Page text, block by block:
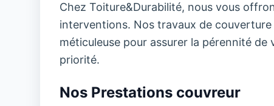
Chez Toiture&Durabilité, nous vous
interventions. Nos travaux de
méticuleuse pour assurer la pérennité
priorité.
Nos Prestations couvreur